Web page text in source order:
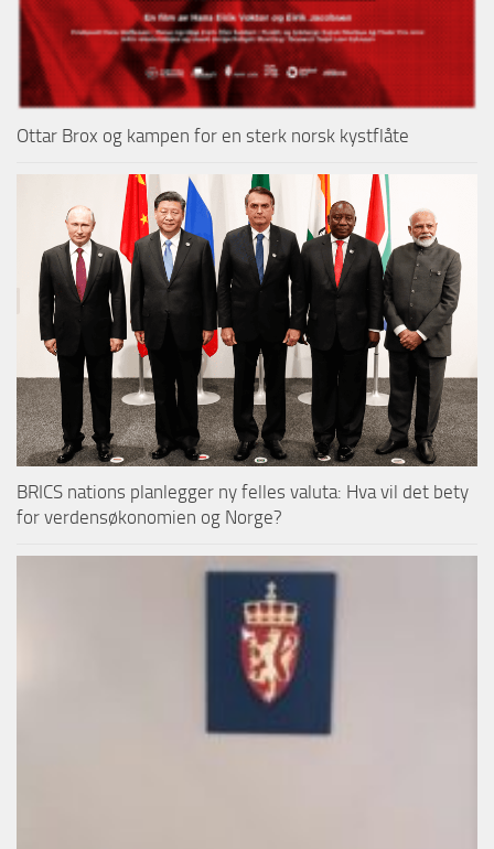
Ottar Brox og kampen for en sterk norsk kystflåte
BRICS nations planlegger ny felles valuta: Hva vil det bety
for verdensøkonomien og Norge?